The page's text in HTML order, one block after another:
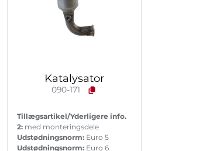
Katalysator
090-171
Tillægsartikel/Yderligere info.
2:med monteringsdele
Udstødningsnorm:Euro 5
Udstødningsnorm:Euro 6